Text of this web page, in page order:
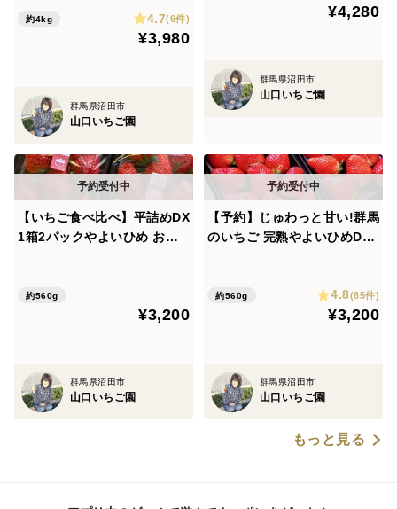
送！採れたての美味しさをお
約4kg 4.7(6件)
¥3,980
群馬県沼田市
山口いちご園
の中から品種おまかせのセッ
¥4,280
群馬県沼田市
山口いちご園
【いちご食べ比べ】平詰めDX
1箱2パックやよいひめ おいC
を品種おまかせで２品種お届
け！甘さ、味の違いを楽しん
約560g
¥3,200
群馬県沼田市
山口いちご園
【予約】じゅわっと甘い!群馬
のいちご 完熟やよいひめDX2
くり時間をかけて熟した粒ぞ
ろいの美味しいいちごです!
約560g 4.8(65件)
¥3,200
群馬県沼田市
山口いちご園
もっと見る